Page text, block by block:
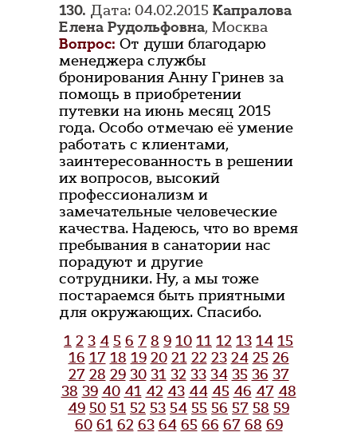
130. Дата: 04.02.2015 Капралова
Елена Рудольфовна, Москва
Вопрос: От души благодарю
менеджера службы
бронирования Анну Гринев за
помощь в приобретении
путевки на июнь месяц 2015
года. Особо отмечаю её умение
работать с клиентами,
заинтересованность в решении
их вопросов, высокий
профессионализм и
замечательные человеческие
качества. Надеюсь, что во время
пребывания в санатории нас
порадуют и другие
сотрудники. Ну, а мы тоже
постараемся быть приятными
для окружающих. Спасибо.
1 2 3 4 5 6 7 8 9 10 11 12 13 14 15
16 17 18 19 20 21 22 23 24 25 26
27 28 29 30 31 32 33 34 35 36 37
38 39 40 41 42 43 44 45 46 47 48
49 50 51 52 53 54 55 56 57 58 59
60 61 62 63 64 65 66 67 68 69